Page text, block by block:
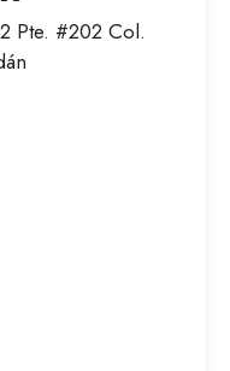
Pte. #202 Col.